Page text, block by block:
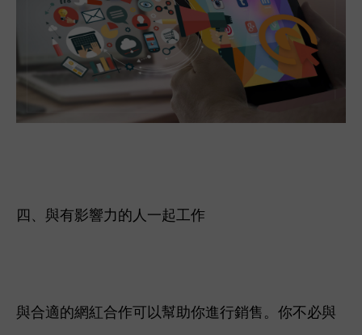
四、與有影響力的人一起工作
與合適的網紅合作可以幫助你進行銷售。 你不必與